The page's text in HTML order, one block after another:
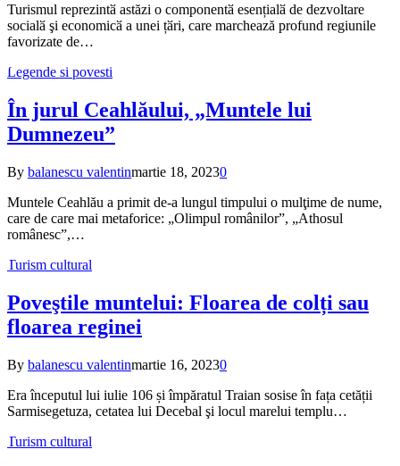
Turismul reprezintӑ astăzi o componentӑ esențialӑ de dezvoltare
socialӑ şi economicӑ a unei țӑri, care marchează profund regiunile
favorizate de…
Legende si povesti
În jurul Ceahlăului, „Muntele lui
Dumnezeu”
By balanescu valentinmartie 18, 20230
Muntele Ceahlău a primit de-a lungul timpului o mulţime de nume,
care de care mai metaforice: „Olimpul românilor”, „Athosul
românesc”,…
Turism cultural
Poveştile muntelui: Floarea de colți sau
floarea reginei
By balanescu valentinmartie 16, 20230
Era începutul lui iulie 106 și împăratul Traian sosise în fața cetății
Sarmisegetuza, cetatea lui Decebal şi locul marelui templu…
Turism cultural